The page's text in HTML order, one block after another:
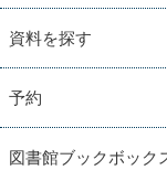
資料を探す
予約
図書館ブックボック